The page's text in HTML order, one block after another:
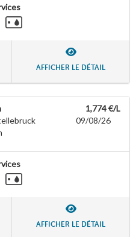
AFFICHER LE DÉTAIL
1,774 €/L
09/08/26
AFFICHER LE DÉTAIL